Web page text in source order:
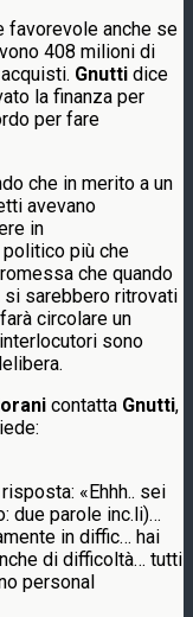
favorevole anche se
408 milioni di
Gnutti dice
la finanza per
per fare
che in merito a un
avevano
in
politico più che
che quando
sarebbero ritrovati
farà circolare un
sono
contatta Gnutti,
«Ehhh.. sei
due parole inc.li)…
in diffic… hai
di difficoltà… tutti
personal